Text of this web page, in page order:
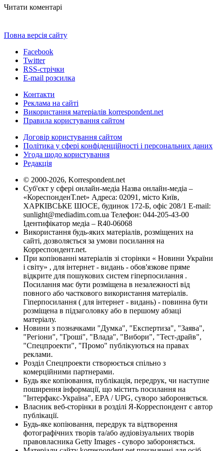
Читати коментарі
Повна версія сайту
Facebook
Twitter
RSS-стрічки
E-mail розсилка
Контакти
Реклама на сайті
Використання матеріалів korrespondent.net
Правила користування сайтом
Договір користування сайтом
Політика у сфері конфіденційності і персональних даних
Угода щодо користування
Редакція
© 2000-2026, Korrespondent.net
Суб'єкт у сфері онлайн-медіа Назва онлайн-медіа –
«КореспонденТ.net» Адреса: 02091, місто Київ,
ХАРКІВСЬКЕ ШОСЕ, будинок 172-Б, офіс 208/1 E-mail:
sunlight@mediadim.com.ua Телефон: 044-205-43-00
Ідентифікатор медіа – R40-06068
Використання будь-яких матеріалів, розміщених на
сайті, дозволяється за умови посилання на
Корреспондент.net.
При копіюванні матеріалів зі сторінки « Новини України
і світу» , для інтернет - видань - обов'язкове пряме
відкрите для пошукових систем гіперпосилання .
Посилання має бути розміщена в незалежності від
повного або часткового використання матеріалів.
Гіперпосилання ( для інтернет - видань) - повинна бути
розміщена в підзаголовку або в першому абзаці
матеріалу.
Новини з позначками "Думка", "Експертиза", "Заява",
"Регіони", "Гроші", "Влада", "Вибори", "Тест-драйв",
"Спецпроекти", "Промо" публікуються на правах
реклами.
Розділ Спецпроекти створюється спільно з
комерційними партнерами.
Будь яке копіювання, публікація, передрук, чи наступне
поширення інформації, що містить посилання на
"Інтерфакс-Україна", EPA / UPG, суворо забороняється.
Власник веб-сторінки в розділі Я-Корреспондент є автор
публікації.
Будь-яке копіювання, передрук та відтворення
фотографічних творів та/або аудіовізуальних творів
правовласника Getty Images - суворо забороняється.